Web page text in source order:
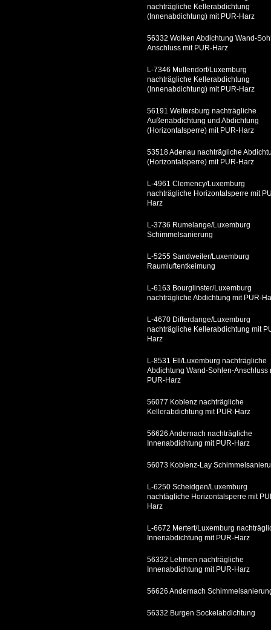
nachträgliche Kellerabdichtung
(Innenabdichtung) mit PUR-Harz
56332 Wolken Abdichtung Wand-
Anschluss mit PUR-Harz
L-7346 Mullendorf/Luxemburg
nachträgliche Kellerabdichtung
(Innenabdichtung) mit PUR-Harz
56191 Weitersburg nachträgliche
Außenabdichtung und Abdichtung
(Horizontalsperre) mit PUR-Harz
53518 Adenau nachträgliche
(Horizontalsperre) mit PUR-Harz
L-4961 Clemency/Luxemburg
nachträgliche Horizontalsperre mit
Harz
L-3736 Rumelange/Luxemburg
Schimmelsanierung
L-5255 Sandweiler/Luxemburg
Raumluftentkeimung
L-6163 Bourglinster/Luxemburg
nachträgliche Abdichtung mit PUR-
L-4670 Differdange/Luxemburg
nachträgliche Kellerabdichtung mit
Harz
L-8531 Ell/Luxemburg nachträgliche
Abdichtung Wand-Sohlen-Anschluss
PUR-Harz
56077 Koblenz nachträgliche
Kellerabdichtung mit PUR-Harz
56626 Andernach nachträgliche
Innenabdichtung mit PUR-Harz
56073 Koblenz-Lay
L-6250 Scheidgen/Luxemburg
nachtägliche Horizontalsperre mit
Harz
L-6672 Mertert/Luxemburg
Innenabdichtung mit PUR-Harz
56332 Lehmen nachträgliche
Innenabdichtung mit PUR-Harz
56626 Andernach
56332 Burgen Sockelabdichtung